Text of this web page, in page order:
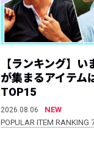
【ランキング】
が集まるアイテム
TOP15
2026.08.06
NEW
POPULAR ITEM